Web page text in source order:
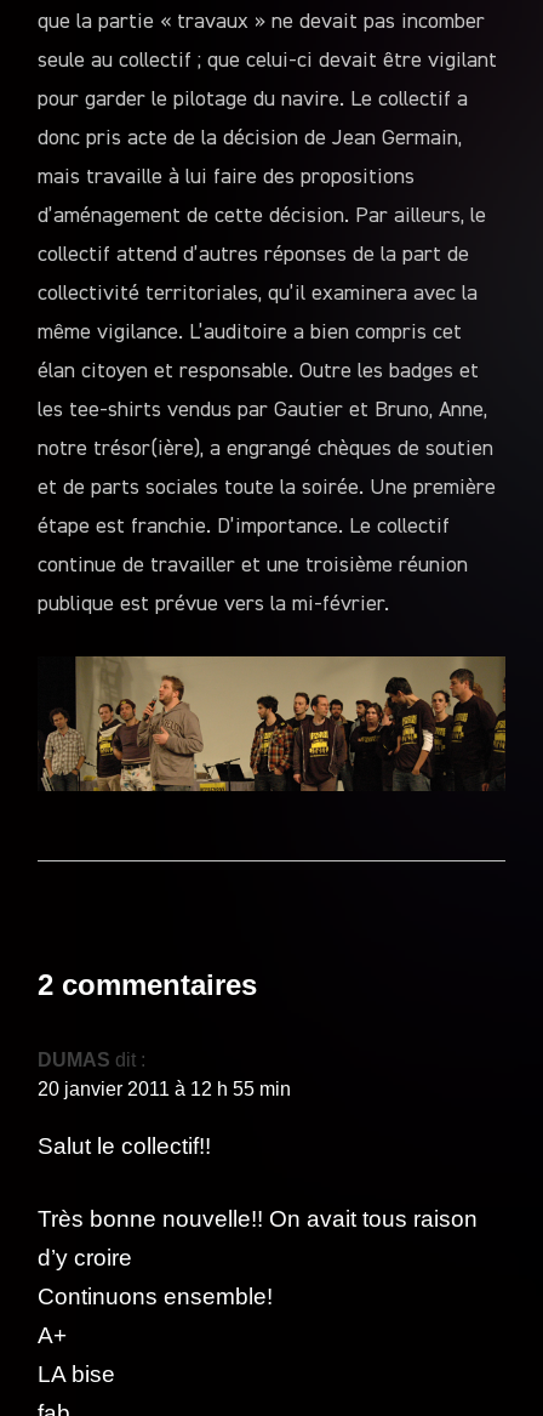
que la partie « travaux » ne devait pas incomber
seule au collectif ; que celui-ci devait être vigilant
pour garder le pilotage du navire. Le collectif a
donc pris acte de la décision de Jean Germain,
mais travaille à lui faire des propositions
d’aménagement de cette décision. Par ailleurs, le
collectif attend d’autres réponses de la part de
collectivité territoriales, qu’il examinera avec la
même vigilance. L’auditoire a bien compris cet
élan citoyen et responsable. Outre les badges et
les tee-shirts vendus par Gautier et Bruno, Anne,
notre trésor(ière), a engrangé chèques de soutien
et de parts sociales toute la soirée. Une première
étape est franchie. D’importance. Le collectif
continue de travailler et une troisième réunion
publique est prévue vers la mi-février.
2 commentaires
DUMAS dit :
20 janvier 2011 à 12 h 55 min
Salut le collectif!!
Très bonne nouvelle!! On avait tous raison
d’y croire
Continuons ensemble!
A+
LA bise